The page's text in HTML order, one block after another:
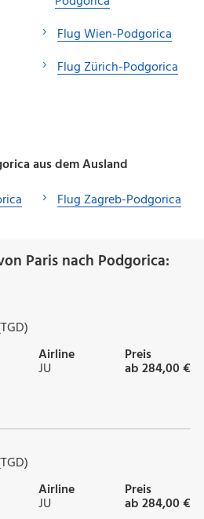
Flug Wien-Podgorica
Flug Zürich-Podgorica
aus dem Ausland
Flug Zagreb-Podgorica
Paris nach Podgorica:
Airline
JU
Preis
ab 284,00 €
Airline
JU
Preis
ab 284,00 €